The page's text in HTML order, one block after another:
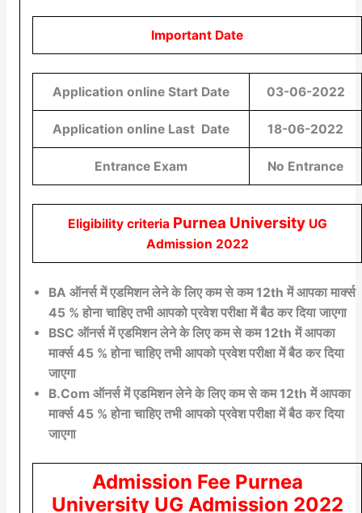
Important Date
Application online Start Date 03-06-2022
Application online Last Date 18-06-2022
Entrance Exam No Entrance
Eligibility criteria Purnea UniversityUG
Admission 2022
BA ऑनर्स में एडमिशन लेने के लिए कम से कम 12th में आपका मार्क्स
45 % होना चाहिए तभी आपको प्रवेश परीक्षा में बैठ कर दिया जाएगा
BSC ऑनर्स में एडमिशन लेने के लिए कम से कम 12th में आपका
मार्क्स 45 % होना चाहिए तभी आपको प्रवेश परीक्षा में बैठ कर दिया
जाएगा
B.Com ऑनर्स में एडमिशन लेने के लिए कम से कम 12th में आपका
मार्क्स 45 % होना चाहिए तभी आपको प्रवेश परीक्षा में बैठ कर दिया
जाएगा
Admission Fee Purnea
University UG Admission 2022